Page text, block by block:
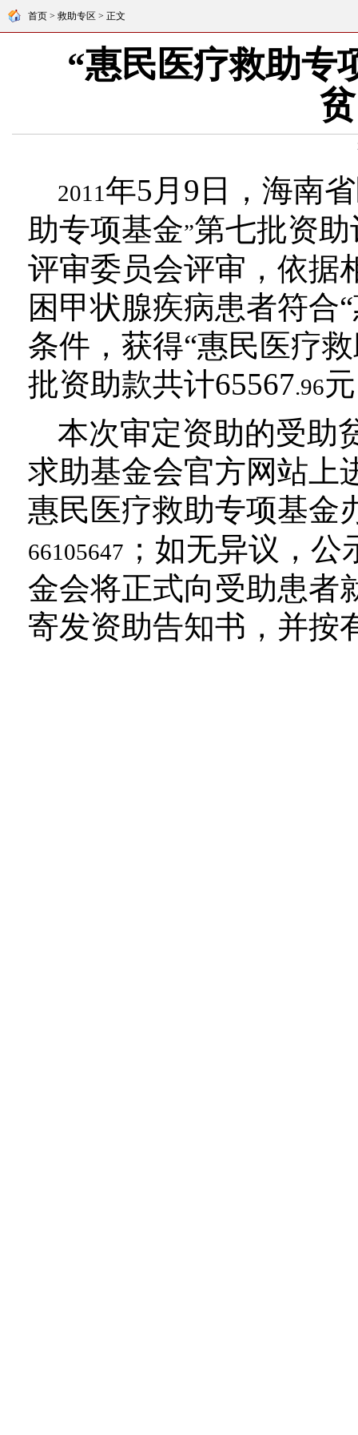
首页 > 救助专区 > 正文
“惠民医疗救助专
2011年5 月9日
，海南
助专项基金”第七批资
评审委员会评审，依据
困甲状腺疾病患者符合
条件，获得“惠民医疗
批资助款共计65567.96
本次审定资助的受助
求助基金会官方网站上
惠民医疗救助专项基金
66105647 ；如无异议，
金会将正式向受助患者
寄发资助告知书，并按